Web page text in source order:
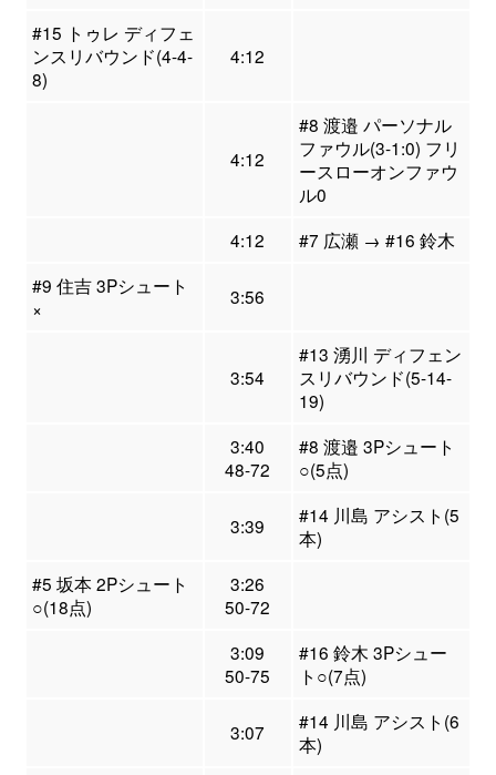
#15 トゥレ ディフェ
ンスリバウンド(4-4-
8)
4:12
4:12
#8 渡邉 パーソナル
ファウル(3-1:0) フリ
ースローオンファウ
ル0
4:12
#7 広瀬 → #16 鈴木
#9 住吉 3Pシュート
×
3:56
3:54
#13 湧川 ディフェン
スリバウンド(5-14-
19)
3:40
48-72
#8 渡邉 3Pシュート
○(5点)
3:39
#14 川島 アシスト(5
本)
#5 坂本 2Pシュート
○(18点)
3:26
50-72
3:09
50-75
#16 鈴木 3Pシュー
ト○(7点)
3:07
#14 川島 アシスト(6
本)